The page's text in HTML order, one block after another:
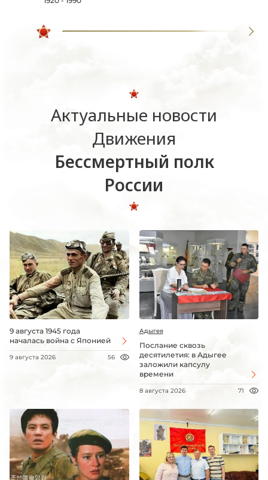
Актуальные новости
Движения
Бессмертный полк
России
9 августа 1945 года
началась война с Японией
9 августа 2026 56
Адыгея
Послание сквозь
десятилетия: в Адыгее
заложили капсулу
времени
8 августа 2026 71